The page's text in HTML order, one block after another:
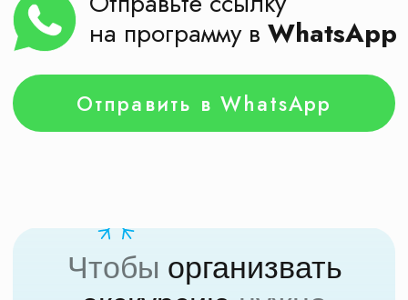
Честные ответы на
ваши вопросы